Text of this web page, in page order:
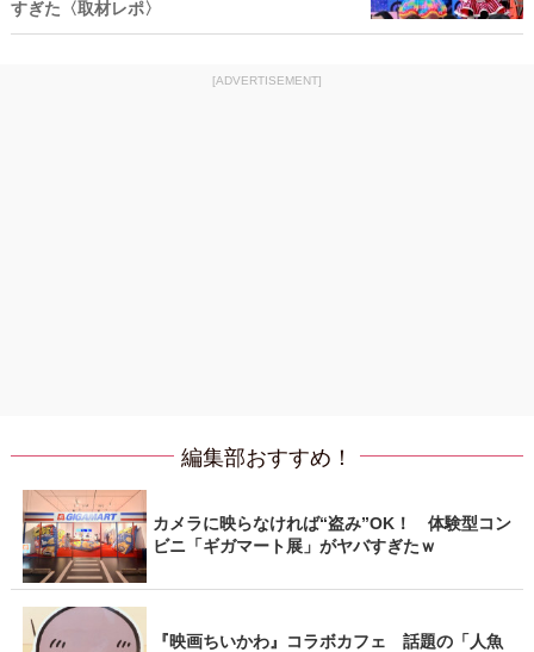
すぎた〈取材レポ〉
[ADVERTISEMENT]
編集部おすすめ！
カメラに映らなければ“盗み”OK！ 体験型コン
ビニ「ギガマート展」がヤバすぎたｗ
『映画ちいかわ』コラボカフェ 話題の「人魚